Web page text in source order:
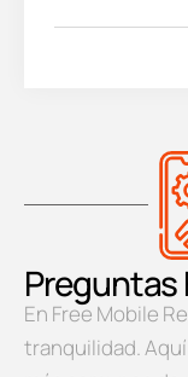
En Free Mobile
tranquilidad.